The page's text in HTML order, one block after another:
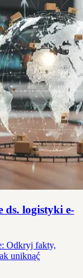
ds. logistyki e-
Odkryj fakty,
uniknąć